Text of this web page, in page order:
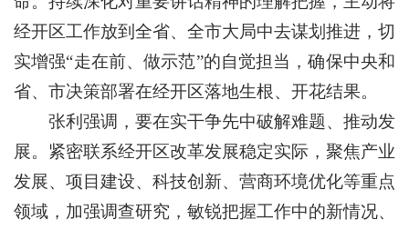
经开区工作放到全省、全市大局中去谋划推进，切
实增强“走在前、做示范”的自觉担当，确保中央和
省、市决策部署在经开区落地生根、开花结果。
张利强调，要在实干争先中破解难题、推动发
展。紧密联系经开区改革发展稳定实际，聚焦产业
发展、项目建设、科技创新、营商环境优化等重点
领域，加强调查研究，敏锐把握工作中的新情况、